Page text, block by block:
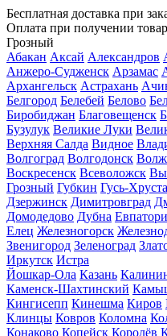
Бесплатная доставка при
Оплата при получении
Грозный
Абакан Аксай Александров
Анжеро-Судженск Арзамас
Архангельск Астрахань
Белгород Белебей Белово
Биробиджан Благовещенск
Бузулук Великие Луки
Верхняя Салда Видное
Волгоград Волгодонск
Воскресенск Всеволожск
Грозный Губкин Гусь-
Дзержинск Димитровград
Домодедово Дубна
Елец Железногорск
Звенигород Зеленоград
Иркутск Истра
Йошкар-Ола Казань
Каменск-Шахтинский
Кингисепп Кинешма Киров
Клинцы Ковров Коломна
Конаково Копейск Королёв